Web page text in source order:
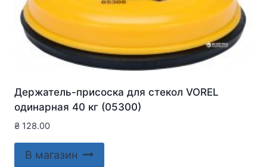
Держатель-присоска для стекол VOREL
одинарная 40 кг (05300)
₴ 128.00
В магазин